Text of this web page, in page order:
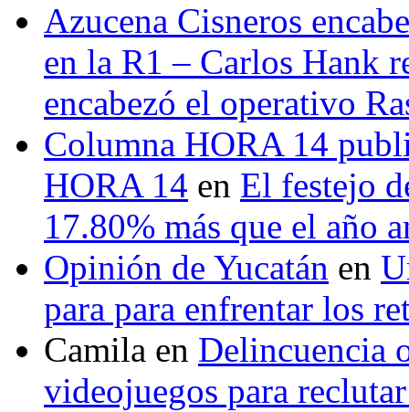
Azucena Cisneros
en la R1 – Carlos Hank
encabezó el operativo
Columna HORA 14
HORA 14 en El festejo
17.80% más que el año
Opinión de Yucatán en
para para enfrentar los
Camila en Delincuencia
videojuegos para